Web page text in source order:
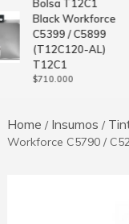
Bolsa T12C1
Black Workforce
C5399 / C5899
(T12C120-AL)
T12C1
$710.000
Home / Insumos /
Workforce C5790 /